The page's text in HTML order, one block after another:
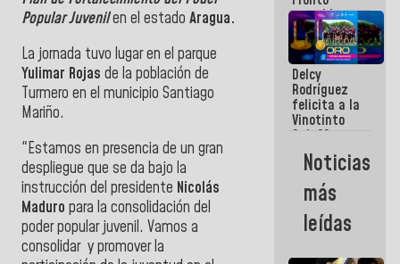
Popular Juvenilen el estado Aragua.
La jornada tuvo lugar en el parque
Yulimar Rojas de la población de
Turmero en el municipio Santiago
Mariño.
"Estamos en presencia de un gran
despliegue que se da bajo la
instrucción del presidente Nicolás
Maduro para la consolidación del
poder popular juvenil. Vamos a
consolidar y promover la
restableceremos
las
operaciones
en el
Aeropuerto
Internacional
de
Maiquetía
Delcy
Rodríguez
felicita a la
Vinotinto
Sub 20
campeona
frente
México Sub
23 en los
Centroamericanos
Noticias
más
leídas